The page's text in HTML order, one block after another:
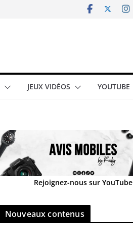
JEUX VIDÉOS YOUTUBE
Rejoignez-nous sur YouTube
Nouveaux contenus